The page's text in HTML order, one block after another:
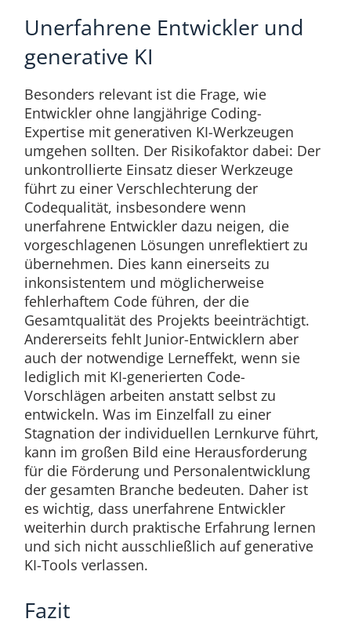
Unerfahrene Entwickler und
generative KI ​
Besonders relevant ist die Frage, wie
Entwickler ohne langjährige Coding-
Expertise mit generativen KI-Werkzeugen
umgehen sollten. Der Risikofaktor dabei: Der
unkontrollierte Einsatz dieser Werkzeuge
führt zu einer Verschlechterung der
Codequalität, insbesondere wenn
unerfahrene Entwickler dazu neigen, die
vorgeschlagenen Lösungen unreflektiert zu
übernehmen. Dies kann einerseits zu
inkonsistentem und möglicherweise
fehlerhaftem Code führen, der die
Gesamtqualität des Projekts beeinträchtigt.
Andererseits fehlt Junior-Entwicklern aber
auch der notwendige Lerneffekt, wenn sie
lediglich mit KI-generierten Code-
Vorschlägen arbeiten anstatt selbst zu
entwickeln. Was im Einzelfall zu einer
Stagnation der individuellen Lernkurve führt,
kann im großen Bild eine Herausforderung
für die Förderung und Personalentwicklung
der gesamten Branche bedeuten. Daher ist
es wichtig, dass unerfahrene Entwickler
weiterhin durch praktische Erfahrung lernen
und sich nicht ausschließlich auf generative
KI-Tools verlassen.
Fazit​